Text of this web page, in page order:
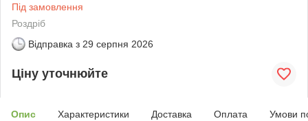
Під замовлення
Роздріб
Відправка з 29 серпня 2026
Ціну уточнюйте
Опис Характеристики Доставка Оплата Умови